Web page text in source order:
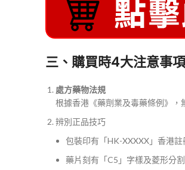
三、購買時4大注意事項
處方藥物法規
根據香港《藥劑業及毒藥條例》，
辨別正品技巧
包裝印有「HK-XXXXX」香港註
藥片刻有「C5」字樣及菱形分